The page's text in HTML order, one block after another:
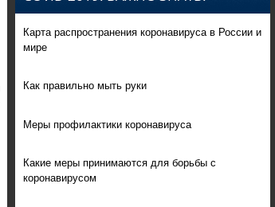
Карта распространения коронавируса в России и
мире
Как правильно мыть руки
Меры профилактики коронавируса
Какие меры принимаются для борьбы с
коронавирусом